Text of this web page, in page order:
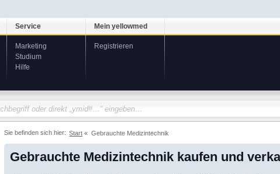
Service
Marketing
Studium
Hilfe
Mein yellowmed
Registrieren
Sie befinden sich hier: Start Gebrauchte Medizintechnik
Gebrauchte Medizintechnik kaufen und